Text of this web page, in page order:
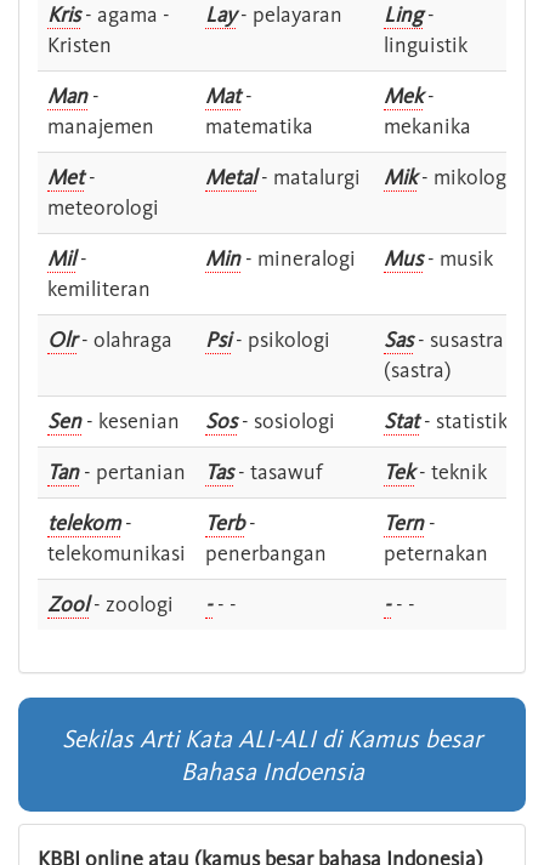
Kris- agama -
Kristen
Lay- pelayaran Ling-
linguistik
Man-
manajemen
Mat-
matematika
Mek-
mekanika
Met-
meteorologi
Metal- matalurgi Mik- mikologi
Mil-
kemiliteran
Min- mineralogi Mus- musik
Olr- olahraga Psi- psikologi Sas- susastra -
(sastra)
Sen- kesenian Sos- sosiologi Stat- statistik
Tan- pertanian Tas- tasawuf Tek- teknik
telekom-
telekomunikasi
Terb-
penerbangan
Tern-
peternakan
Zool- zoologi -- - -- -
Sekilas Arti Kata ALI-ALI di Kamus besar
Bahasa Indoensia
KBBI online atau (kamus besar bahasa Indonesia)